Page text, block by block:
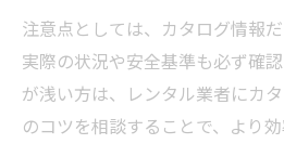
注意点としては、カタログ情報
実際の状況や安全基準も必ず確
が浅い方は、レンタル業者にカ
のコツを相談することで、より